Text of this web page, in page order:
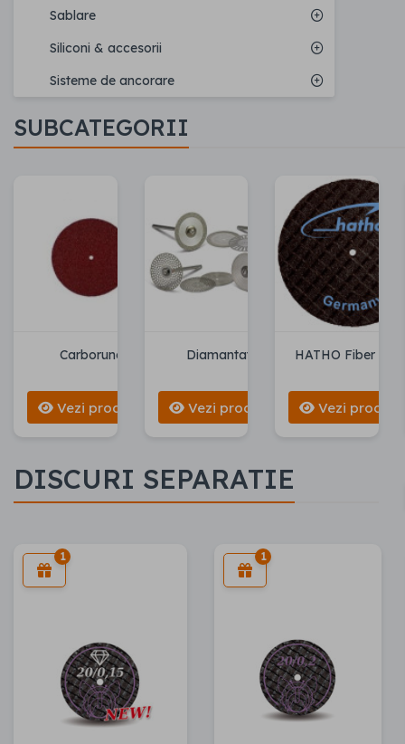
Sablare
Siliconi & accesorii
Sisteme de ancorare
SUBCATEGORII
Carborund
Vezi produse
Diamantate
Vezi produse
HATHO Fiber
Vezi produse
DISCURI SEPARATIE
1 1